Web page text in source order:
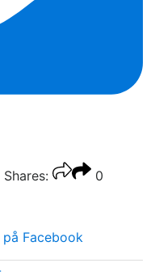
Shares:
0
Facebook